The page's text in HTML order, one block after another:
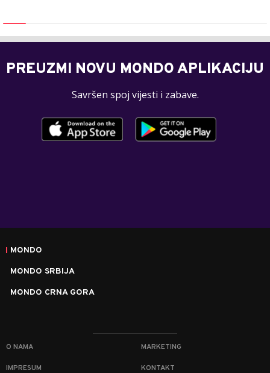
PREUZMI NOVU MONDO APLIKACIJU
Savršen spoj vijesti i zabave.
MONDO
MONDO SRBIJA
MONDO CRNA GORA
O NAMA MARKETING
IMPRESUM KONTAKT